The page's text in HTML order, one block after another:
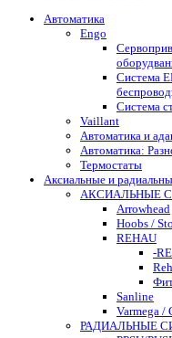
Автоматика
Engo
Система
Система
Vaillant
Автоматика и
Автоматика:
Термостаты
Аксиальные и
АКСИАЛЬНЫЕ
Arrowhead
Hoobs /
REHAU
-
Sanline
Varmega /
РАДИАЛЬНЫЕ